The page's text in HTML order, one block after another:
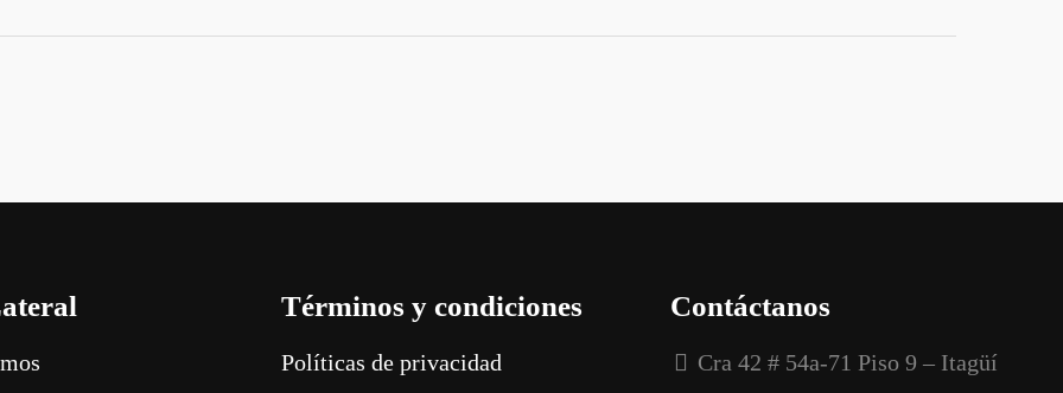
Términos y condiciones
Políticas de privacidad
Contáctanos
Cra 42 # 54a-71 Piso 9 – Itagüí